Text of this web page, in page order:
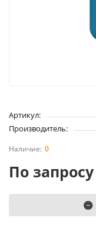
Артикул:
Производитель:
0
По запросу